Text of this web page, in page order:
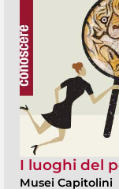
I luoghi del
Musei Capitolini